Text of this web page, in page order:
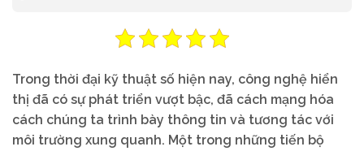
Trong thời đại kỹ thuật số hiện nay, công nghệ hiển
thị đã có sự phát triển vượt bậc, đã cách mạng hóa
cách chúng ta trình bày thông tin và tương tác với
môi trường xung quanh. Một trong những tiến bộ